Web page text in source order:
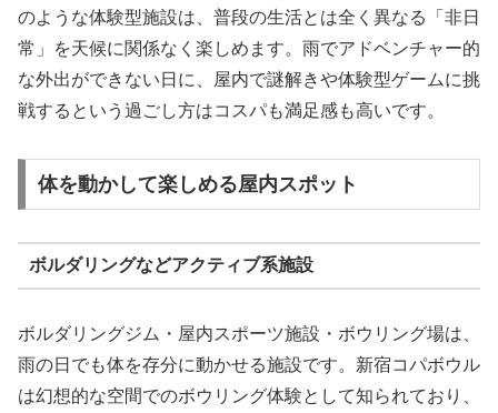
のような体験型施設は、普段の生活とは全く異なる「非日
常」を天候に関係なく楽しめます。雨でアドベンチャー的
な外出ができない日に、屋内で謎解きや体験型ゲームに挑
戦するという過ごし方はコスパも満足感も高いです。
体を動かして楽しめる屋内スポット
ボルダリングなどアクティブ系施設
ボルダリングジム・屋内スポーツ施設・ボウリング場は、
雨の日でも体を存分に動かせる施設です。新宿コパボウル
は幻想的な空間でのボウリング体験として知られており、